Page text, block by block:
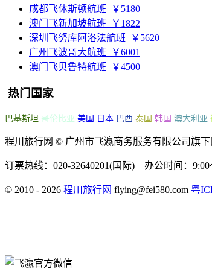
成都飞休斯顿航班
￥5180
澳门飞新加坡航班
￥1822
深圳飞努库阿洛法航班
￥5620
广州飞波哥大航班
￥6001
澳门飞贝鲁特航班
￥4500
热门国家
巴基斯坦 哥伦比亚 美国 日本 巴西 泰国 韩国 澳大利亚
程川旅行网 © 广州市飞瀛商务服务有限公司旗
订票热线：020-32640201(国际) 办公时间：9:00
© 2010 - 2026 程川旅行网 flying@fei580.com 粤